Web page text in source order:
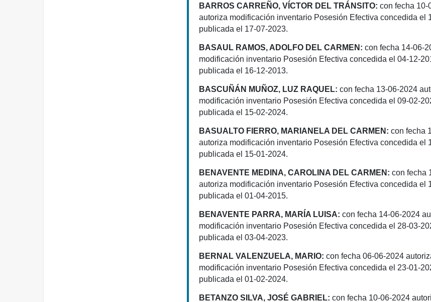
BARROS CARREÑO, VÍCTOR DEL TRÁNSITO: con fecha 10-
autoriza modificación inventario Posesión Efectiva concedida el
publicada el 17-07-2023.
BASAUL RAMOS, ADOLFO DEL CARMEN: con fecha 14-06-
modificación inventario Posesión Efectiva concedida el 04-12-
publicada el 16-12-2013.
BASCUÑÁN MUÑOZ, LUZ RAQUEL: con fecha 13-06-2024
modificación inventario Posesión Efectiva concedida el 09-02-
publicada el 15-02-2024.
BASUALTO FIERRO, MARIANELA DEL CARMEN: con fecha
autoriza modificación inventario Posesión Efectiva concedida el
publicada el 15-01-2024.
BENAVENTE MEDINA, CAROLINA DEL CARMEN: con fecha
autoriza modificación inventario Posesión Efectiva concedida el
publicada el 01-04-2015.
BENAVENTE PARRA, MARÍA LUISA: con fecha 14-06-2024
modificación inventario Posesión Efectiva concedida el 28-03-
publicada el 03-04-2023.
BERNAL VALENZUELA, MARIO: con fecha 06-06-2024
modificación inventario Posesión Efectiva concedida el 23-01-
publicada el 01-02-2024.
BETANZO SILVA, JOSÉ GABRIEL: con fecha 10-06-2024